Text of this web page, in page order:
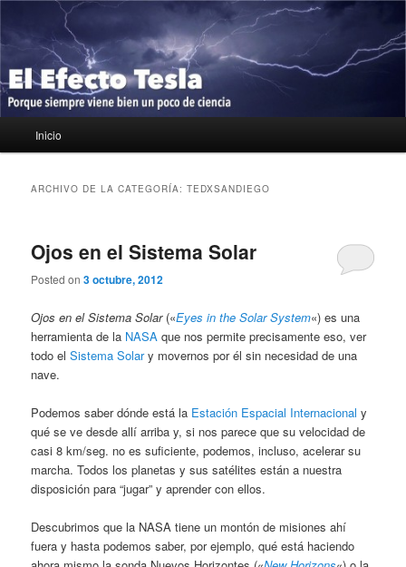
contenido
principal
contenido
secundario
El Efecto Tesla
Porque siempre viene bien un poco de ciencia
principal
Inicio
ARCHIVO DE LA CATEGORÍA:TEDXSANDIEGO
Ojos en el Sistema Solar
Posted on3 octubre, 2012
Ojos en el Sistema Solar(«Eyes in the Solar System«) es una
herramienta de la NASA que nos permite precisamente eso, ver
todo elSistema Solary movernos por él sin necesidad de una
nave.
Podemos saber dónde está la Estación Espacial Internacional y
qué se ve desde allí arriba y, si nos parece que su velocidad de
casi 8 km/seg. no es suficiente, podemos, incluso, acelerar su
marcha. Todos los planetas y sus satélites están a nuestra
disposición para “jugar” y aprender con ellos.
Descubrimos que la NASA tiene un montón de misiones ahí
fuera y hasta podemos saber, por ejemplo, qué está haciendo